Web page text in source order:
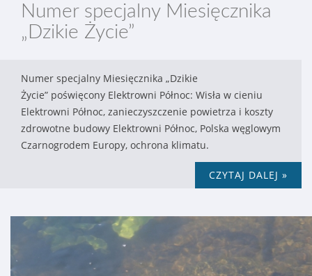
Numer specjalny Miesięcznika
„Dzikie Życie”
Numer specjalny Miesięcznika „Dzikie
Życie” poświęcony Elektrowni Północ: Wisła w cieniu
Elektrowni Północ, zanieczyszczenie powietrza i koszty
zdrowotne budowy Elektrowni Północ, Polska węglowym
Czarnogrodem Europy, ochrona klimatu.
CZYTAJ DALEJ »